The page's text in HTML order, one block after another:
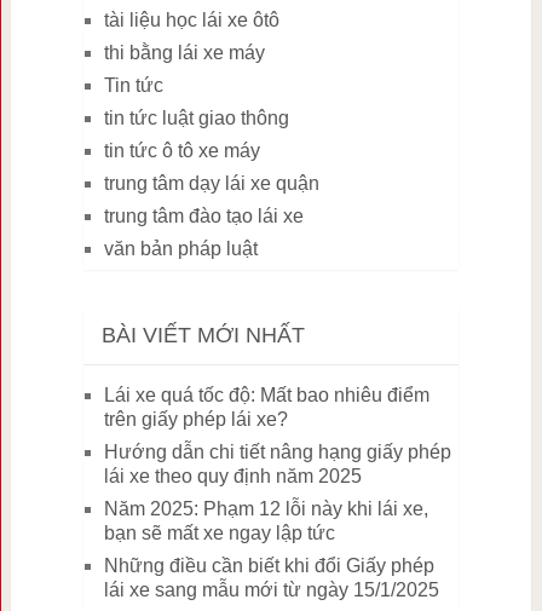
tài liệu học lái xe ôtô
thi bằng lái xe máy
Tin tức
tin tức luật giao thông
tin tức ô tô xe máy
trung tâm dạy lái xe quận
trung tâm đào tạo lái xe
văn bản pháp luật
BÀI VIẾT MỚI NHẤT
Lái xe quá tốc độ: Mất bao nhiêu điểm
trên giấy phép lái xe?
Hướng dẫn chi tiết nâng hạng giấy phép
lái xe theo quy định năm 2025
Năm 2025: Phạm 12 lỗi này khi lái xe,
bạn sẽ mất xe ngay lập tức
Những điều cần biết khi đổi Giấy phép
lái xe sang mẫu mới từ ngày 15/1/2025